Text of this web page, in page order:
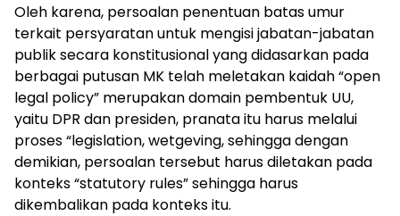
Oleh karena, persoalan penentuan batas umur
terkait persyaratan untuk mengisi jabatan-jabatan
publik secara konstitusional yang didasarkan pada
berbagai putusan MK telah meletakan kaidah “open
legal policy” merupakan domain pembentuk UU,
yaitu DPR dan presiden, pranata itu harus melalui
proses “legislation, wetgeving, sehingga dengan
demikian, persoalan tersebut harus diletakan pada
konteks “statutory rules” sehingga harus
dikembalikan pada konteks itu.